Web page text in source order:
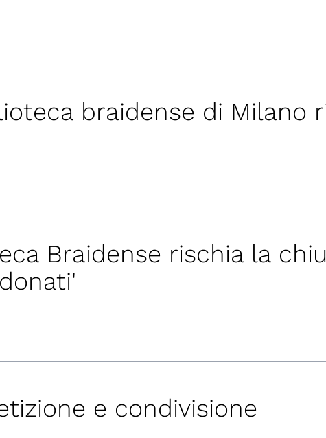
braidense di Milano
Braidense rischia la
e condivisione